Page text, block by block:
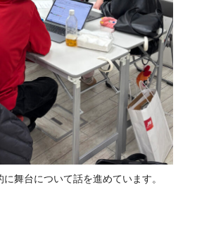
舞台について話を進めています。